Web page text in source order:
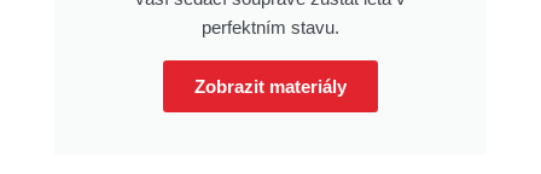
perfektním stavu.
Zobrazit materiály